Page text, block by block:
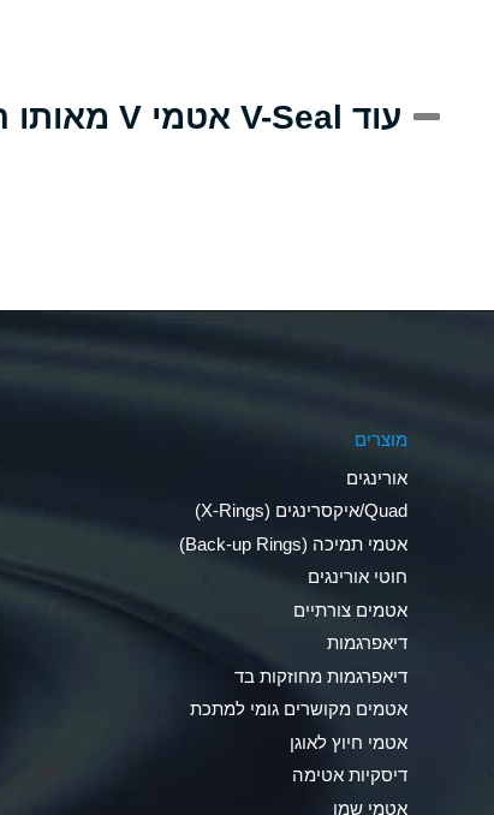
Ammonia Anhydrous
Ammonia Gas (hot)
Ammonium Carbonate (Aqueous)
Ammonium Chloride (Aqueous)
Ammonium Hydroxide (conc.)
Ammonium Nitrate (Aqueous)
Ammonium Nitrite (Aqueous)
עוד V-Seal אטמי V מאותו החומר
מוצרים
אורינגים
Quad/איקסרינגים (X-Rings)
אטמי תמיכה (Back-up Rings)
חוטי אורינגים
אטמים צורתיים
דיאפרגמות
דיאפרגמות מחוזקות בד
אטמים מקושרים גומי למתכת
אטמי חיוץ לאוגן
דיסקיות אטימה
אטמי שמן